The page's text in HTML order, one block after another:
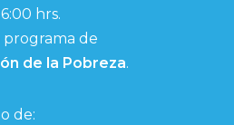
hrs.
programa de
de la Pobreza.
de: